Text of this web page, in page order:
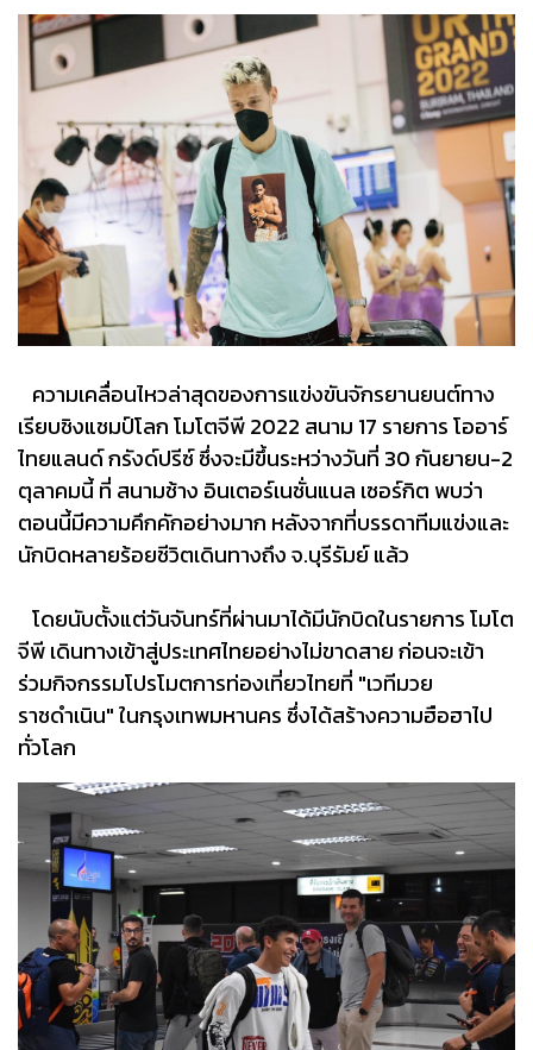
ความเคลื่อนไหวล่าสุดของการแข่งขันจักรยานยนต์ทาง
เรียบชิงแชมป์โลก โมโตจีพี 2022 สนาม 17 รายการ โออาร์
ไทยแลนด์ กรังด์ปรีซ์ ซึ่งจะมีขึ้นระหว่างวันที่ 30 กันยายน-2
ตุลาคมนี้ ที่ สนามช้าง อินเตอร์เนชั่นแนล เซอร์กิต พบว่า
ตอนนี้มีความคึกคักอย่างมาก หลังจากที่บรรดาทีมแข่งและ
นักบิดหลายร้อยชีวิตเดินทางถึง จ.บุรีรัมย์ แล้ว
โดยนับตั้งแต่วันจันทร์ที่ผ่านมาได้มีนักบิดในรายการ โมโต
จีพี เดินทางเข้าสู่ประเทศไทยอย่างไม่ขาดสาย ก่อนจะเข้า
ร่วมกิจกรรมโปรโมตการท่องเที่ยวไทยที่ "เวทีมวย
ราชดำเนิน" ในกรุงเทพมหานคร ซึ่งได้สร้างความฮือฮาไป
ทั่วโลก